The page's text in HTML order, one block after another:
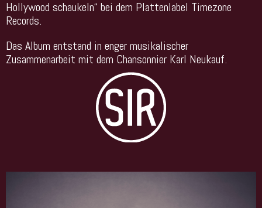
Hollywood schaukeln“ bei dem Plattenlabel Timezone
Records.
Das Album entstand in enger musikalischer
Zusammenarbeit mit dem Chansonnier Karl Neukauf.